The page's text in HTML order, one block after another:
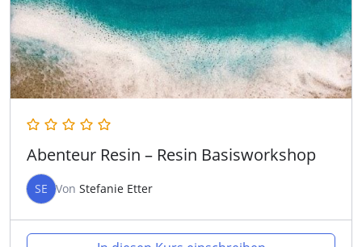
Abenteur Resin – Resin Basisworkshop
SE Von Stefanie Etter